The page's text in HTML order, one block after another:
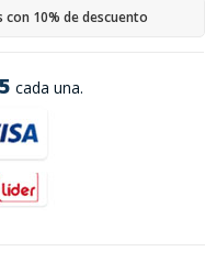
cada una.
con 10% de descuento